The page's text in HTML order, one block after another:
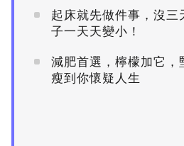
起床就先做件事，沒
子一天天變小！
減肥首選，檸檬加它，
瘦到你懷疑人生